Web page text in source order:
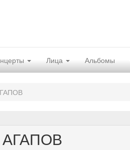
Лица Альбомы
АГАПОВ